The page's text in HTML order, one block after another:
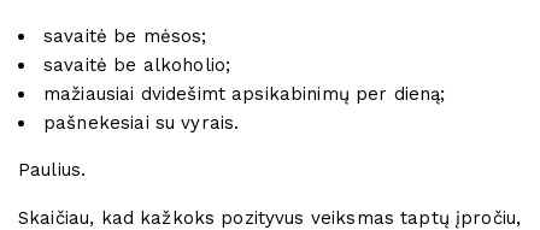
savaitė be mėsos;
savaitė be alkoholio;
mažiausiai dvidešimt apsikabinimų per dieną;
pašnekesiai su vyrais.
Paulius.
Skaičiau, kad kažkoks pozityvus veiksmas taptų įpročiu,